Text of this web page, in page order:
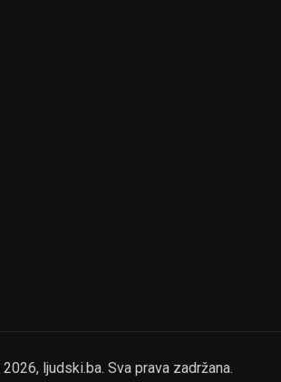
2026, ljudski.ba. Sva prava zadržana.